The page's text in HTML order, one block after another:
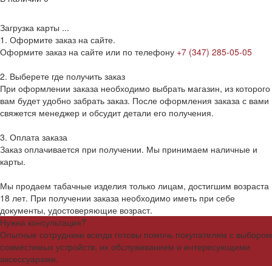
Загрузка карты ...
1. Оформите заказ на сайте.
Оформите заказ на сайте или по телефону +7 (347) 285-05-05
2. Выберете где получить заказ
При оформлении заказа необходимо выбрать магазин, из которого
вам будет удобно забрать заказ. После оформления заказа с вами
свяжется менеджер и обсудит детали его получения.
3. Оплата заказа
Заказ оплачивается при получении. Мы принимаем наличные и
карты.
Мы продаем табачные изделия только лицам, достигшим возраста
18 лет. При получении заказа необходимо иметь при себе
документы, удостоверяющие возраст.
Нужна консультация?
Опытные сотрудники всегда готовы помочь покупателям с выбором
совместимых устройств, их обслуживанием и интересующими
аксессуарами.